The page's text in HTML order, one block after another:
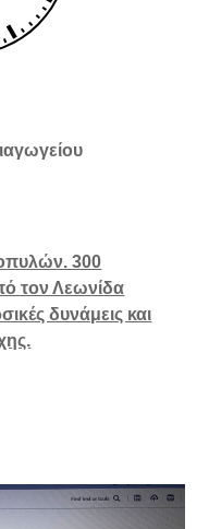
300
τον Λεωνίδα
δυνάμεις και